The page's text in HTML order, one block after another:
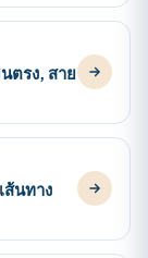
ตรง, สาย
ส้นทาง